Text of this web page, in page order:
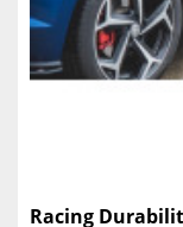
Racing